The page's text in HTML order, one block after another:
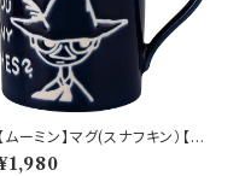
【ムーミン】マグ(スナフキン）【M
】MM9003-11